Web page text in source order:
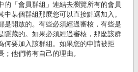
的「會員群組」連結去瀏覽所有的會員
某個群組那麼您可以直接點選加入。
是開放的。有些必須經過審核，有些是
隱藏的。如果必須經過審核，那麼該群
何要加入該群組。如果您的申請被拒
他們將有自己的理由。